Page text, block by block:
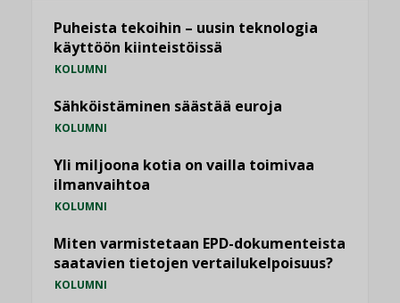
Puheista tekoihin – uusin teknologia
käyttöön kiinteistöissä
KOLUMNI
Sähköistäminen säästää euroja
KOLUMNI
Yli miljoona kotia on vailla toimivaa
ilmanvaihtoa
KOLUMNI
Miten varmistetaan EPD-dokumenteista
saatavien tietojen vertailukelpoisuus?
KOLUMNI